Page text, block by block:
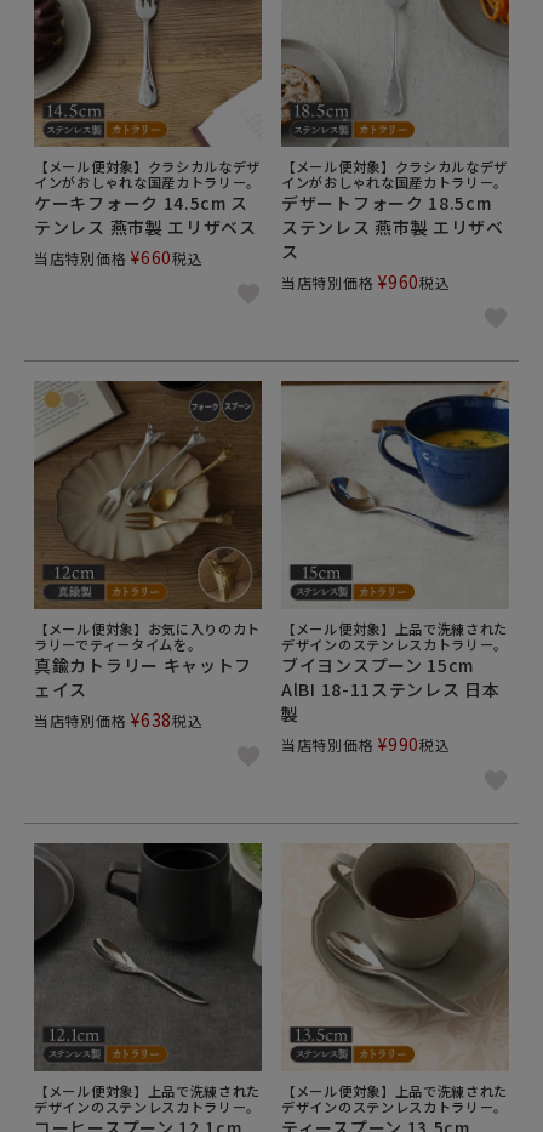
【メール便対象】クラシカルなデザ
インがおしゃれな国産カトラリー。
ケーキフォーク 14.5cm ス
テンレス 燕市製 エリザベス
当店特別価格 ¥660税込
【メール便対象】クラシカルなデザ
インがおしゃれな国産カトラリー。
デザートフォーク 18.5cm
ステンレス 燕市製 エリザベ
ス
当店特別価格 ¥960税込
【メール便対象】お気に入りのカト
ラリーでティータイムを。
真鍮カトラリー キャットフ
ェイス
当店特別価格 ¥638税込
【メール便対象】上品で洗練された
デザインのステンレスカトラリー。
ブイヨンスプーン 15cm
AlBI 18-11ステンレス 日本
製
当店特別価格 ¥990税込
【メール便対象】上品で洗練された
デザインのステンレスカトラリー。
コーヒースプーン 12.1cm
【メール便対象】上品で洗練された
デザインのステンレスカトラリー。
ティースプーン 13.5cm